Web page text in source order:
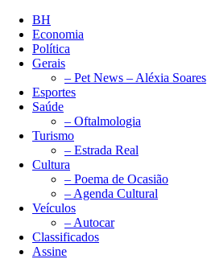
BH
Economia
Política
Gerais
– Pet News – Aléxia Soares
Esportes
Saúde
– Oftalmologia
Turismo
– Estrada Real
Cultura
– Poema de Ocasião
– Agenda Cultural
Veículos
– Autocar
Classificados
Assine